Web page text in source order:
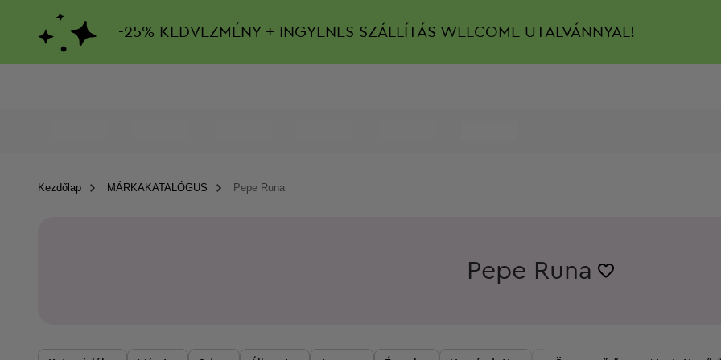
-25% KEDVEZMÉNY + INGYENES SZÁLLÍTÁS WELCOME UTALVÁNNYAL!
Kezdőlap MÁRKAKATALÓGUS Pepe Runa
Pepe Runa